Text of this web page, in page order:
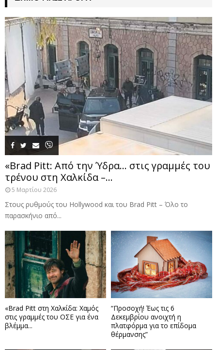
«Brad Pitt: Από την Ύδρα… στις γραμμές του
τρένου στη Χαλκίδα –...
5 Μαρτίου 2026
Στους ρυθμούς του Hollywood και του Brad Pitt – Όλο το
παρασκήνιο από...
«Brad Pitt στη Χαλκίδα: Χαμός
στις γραμμές του ΟΣΕ για ένα
βλέμμα...
“Προσοχή! Έως τις 6
Δεκεμβρίου ανοιχτή η
πλατφόρμα για το επίδομα
θέρμανσης”